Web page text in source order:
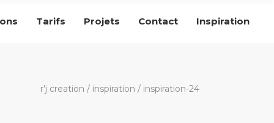
Tarifs Projets Contact Inspiration
r'j creation / inspiration / inspiration-24